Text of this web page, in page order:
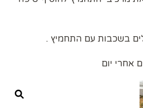
בשכבות עם התחמיץ .
אחרי יום